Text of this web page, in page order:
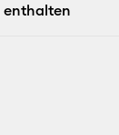
enthalten